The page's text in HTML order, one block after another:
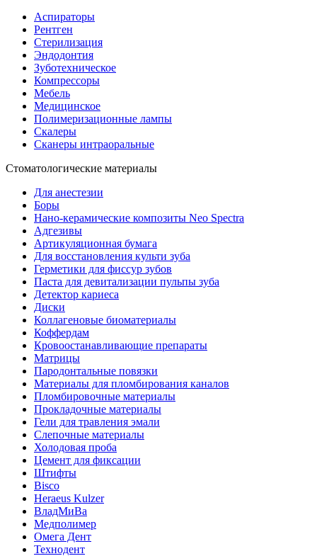
Аспираторы
Рентген
Стерилизация
Эндодонтия
Зуботехническое
Компрессоры
Мебель
Медицинское
Полимеризационные лампы
Скалеры
Сканеры интраоральные
Стоматологические материалы
Для анестезии
Боры
Нано-керамические композиты Neo Spectra
Адгезивы
Артикуляционная бумага
Для восстановления культи зуба
Герметики для фиссур зубов
Паста для девитализации пульпы зуба
Детектор кариеса
Диски
Коллагеновые биоматериалы
Коффердам
Кровоостанавливающие препараты
Матрицы
Пародонтальные повязки
Материалы для пломбирования каналов
Пломбировочные материалы
Прокладочные материалы
Гели для травления эмали
Слепочные материалы
Холодовая проба
Цемент для фиксации
Штифты
Bisco
Heraeus Kulzer
ВладМиВа
Медполимер
Омега Дент
Технодент